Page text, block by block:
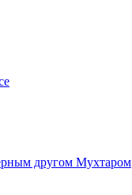
другом Мухтаром